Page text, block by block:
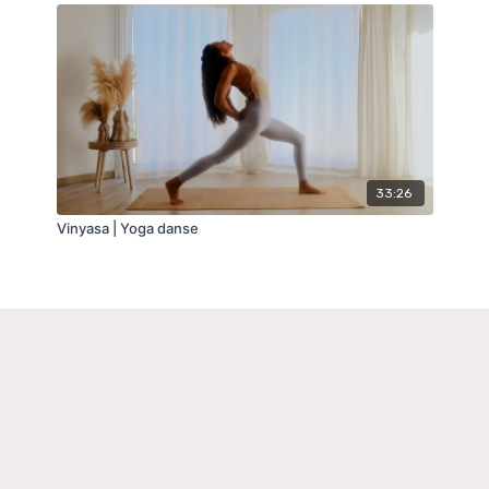
33:26
Vinyasa | Yoga danse